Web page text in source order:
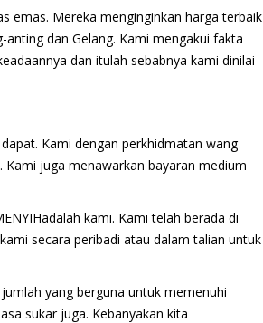
emas. Mereka menginginkan harga terbaik
dan Gelang. Kami mengakui fakta
dan itulah sebabnya kami dinilai
Kami dengan perkhidmatan wang
juga menawarkan bayaran medium
kami. Kami telah berada di
secara peribadi atau dalam talian untuk
yang berguna untuk memenuhi
sukar juga. Kebanyakan kita